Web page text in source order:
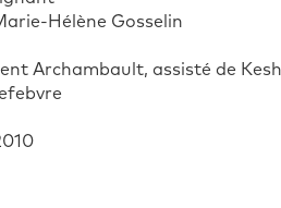
Hélène Gosselin
Archambault, assisté de